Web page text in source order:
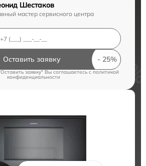
Шестаков
мастер сервисного центра
Оставить заявку
заявку" Вы соглашаетесь cполитикой
конфиденциальности